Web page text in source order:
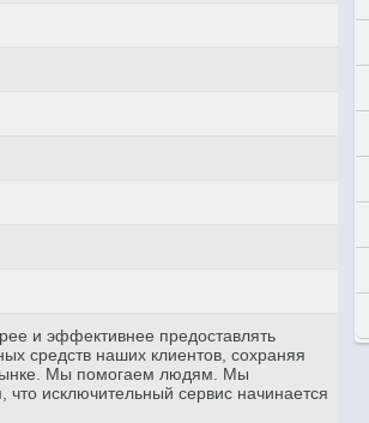
и эффективнее предоставлять
средств наших клиентов, сохраняя
Мы помогаем людям. Мы
исключительный сервис начинается